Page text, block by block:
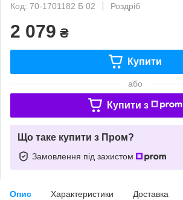
Код: 70-1701182 Б 02
Роздріб
2 079 ₴
Купити
або
Купити з
Що таке купити з Пром?
Замовлення під захистом
Опис Характеристики Доставка